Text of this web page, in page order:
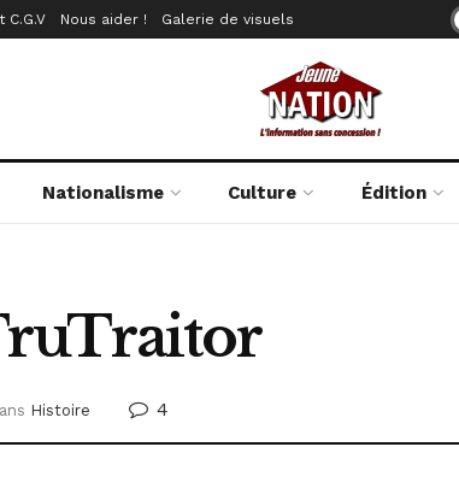
Nous aider ! Galerie de visuels
Nationalisme Culture Édition
Histoire 4